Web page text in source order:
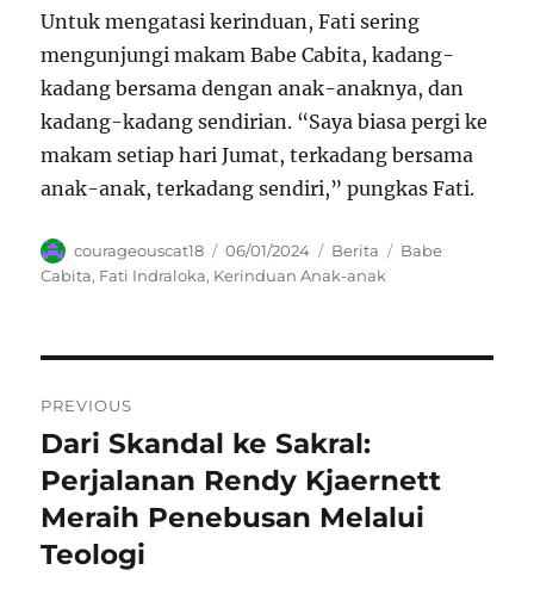
Untuk mengatasi kerinduan, Fati sering
mengunjungi makam Babe Cabita, kadang-
kadang bersama dengan anak-anaknya, dan
kadang-kadang sendirian. “Saya biasa pergi ke
makam setiap hari Jumat, terkadang bersama
anak-anak, terkadang sendiri,” pungkas Fati.
Author
courageouscat18
Posted
on
06/01/2024 Categories
Berita Tags
Babe
Cabita, Fati Indraloka, Kerinduan Anak-anak
pos
PREVIOUS
Previous
post:
Dari Skandal ke Sakral:
Perjalanan Rendy Kjaernett
Meraih Penebusan Melalui
Teologi